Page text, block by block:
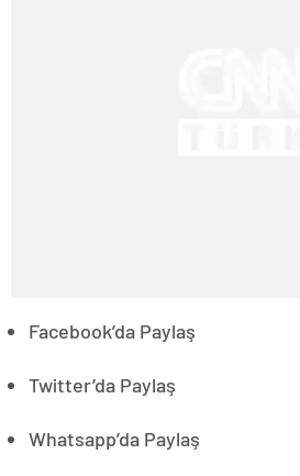
Facebook’da Paylaş
Twitter’da Paylaş
Whatsapp’da Paylaş